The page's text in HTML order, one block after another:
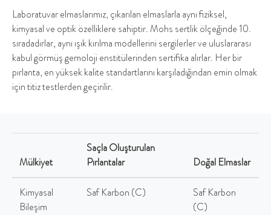
Laboratuvar elmaslarımız, çıkarılan elmaslarla aynı fiziksel,
kimyasal ve optik özelliklere sahiptir. Mohs sertlik ölçeğinde 10.
sıradadırlar, aynı ışık kırılma modellerini sergilerler ve uluslararası
kabul görmüş gemoloji enstitülerinden sertifika alırlar. Her bir
pırlanta, en yüksek kalite standartlarını karşıladığından emin olmak
için titiz testlerden geçirilir.
Mülkiyet
Saçla Oluşturulan
Pırlantalar
Doğal Elmaslar
Kimyasal
Bileşim
Saf Karbon (C)
Saf Karbon
(C)